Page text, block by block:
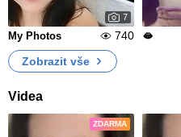
7
My Photos 740 🫦
Zobrazit vše
Videa
ZDARMA